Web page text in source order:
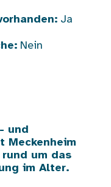
Ja
Nein
und
Meckenheim
um das
im Alter.